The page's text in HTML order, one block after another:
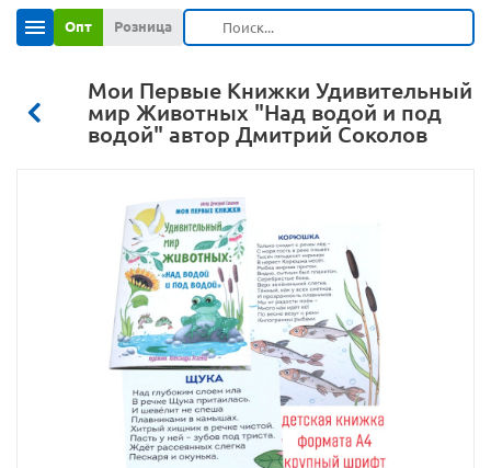
Опт Розница
Мои Первые Книжки Удивительный
мир Животных "Над водой и под
водой" автор Дмитрий Соколов